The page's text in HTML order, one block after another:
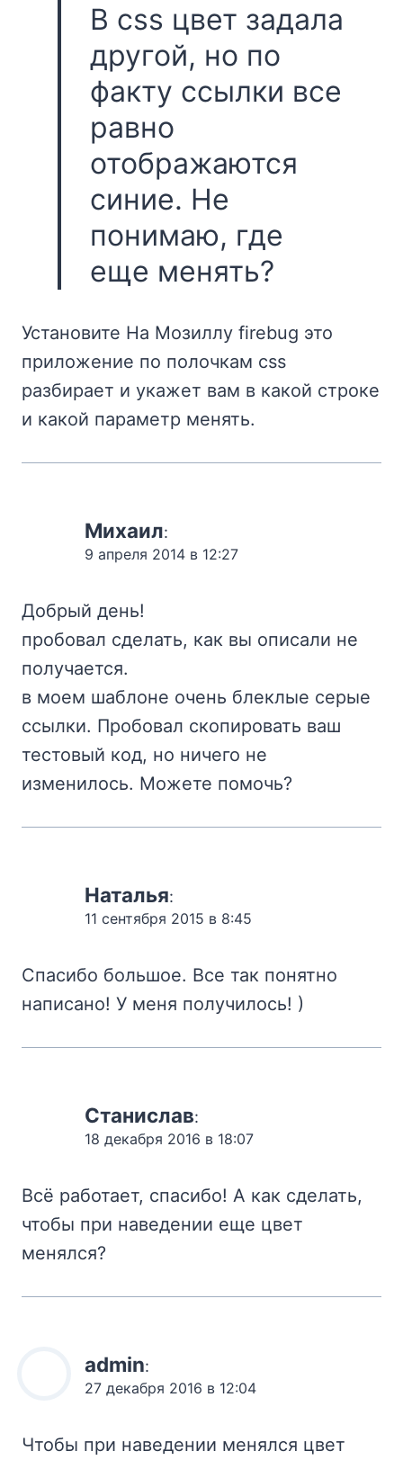
В css цвет задала
другой, но по
факту ссылки все
равно
отображаются
синие. Не
понимаю, где
еще менять?
Установите На Мозиллу firebug это
приложение по полочкам css
разбирает и укажет вам в какой строке
и какой параметр менять.
Михаил:
9 апреля 2014 в 12:27
Добрый день!
пробовал сделать, как вы описали не
получается.
в моем шаблоне очень блеклые серые
ссылки. Пробовал скопировать ваш
тестовый код, но ничего не
изменилось. Можете помочь?
Наталья:
11 сентября 2015 в 8:45
Спасибо большое. Все так понятно
написано! У меня получилось! )
Станислав:
18 декабря 2016 в 18:07
Всё работает, спасибо! А как сделать,
чтобы при наведении еще цвет
менялся?
admin:
27 декабря 2016 в 12:04
Чтобы при наведении менялся цвет